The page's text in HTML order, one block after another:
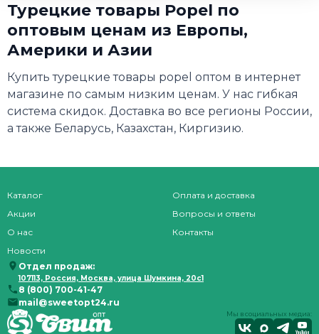
Турецкие товары Popel по
оптовым ценам из Европы,
Америки и Азии
Купить турецкие товары popel оптом в интернет
магазине по самым низким ценам. У нас гибкая
система скидок. Доставка во все регионы России,
а также Беларусь, Казахстан, Киргизию.
Каталог
Акции
О нас
Новости
Оплата и доставка
Вопросы и ответы
Контакты
Отдел продаж:
107113, Россия, Москва, улица Шумкина, 20с1
8 (800) 700-41-47
mail@sweetopt24.ru
Мы в социальных медиа: